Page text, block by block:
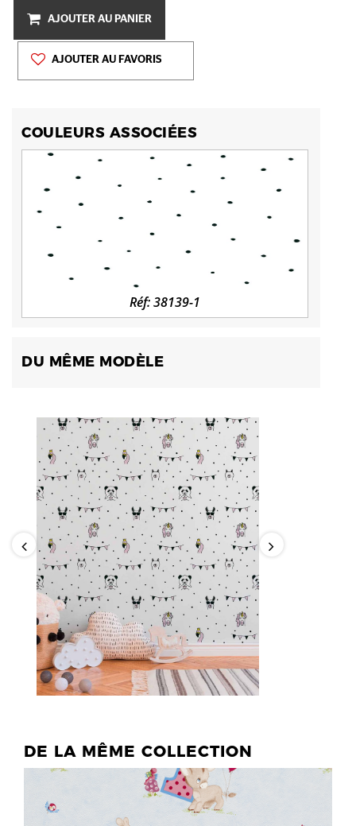
AJOUTER AU PANIER
AJOUTER AU FAVORIS
COULEURS ASSOCIÉES
Réf: 38139-1
DU MÊME MODÈLE
DE LA MÊME COLLECTION